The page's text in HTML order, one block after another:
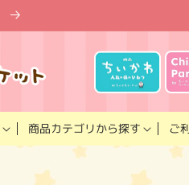
商品カテゴリから探す ご